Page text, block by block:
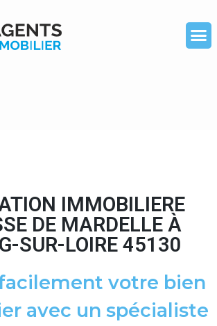
IMMOBILIERE
DE MARDELLE À
SUR-LOIRE 45130
votre bien
avec un spécialiste